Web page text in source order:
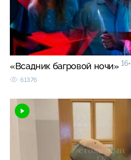
«Всадник багровой ночи» 16+
61376